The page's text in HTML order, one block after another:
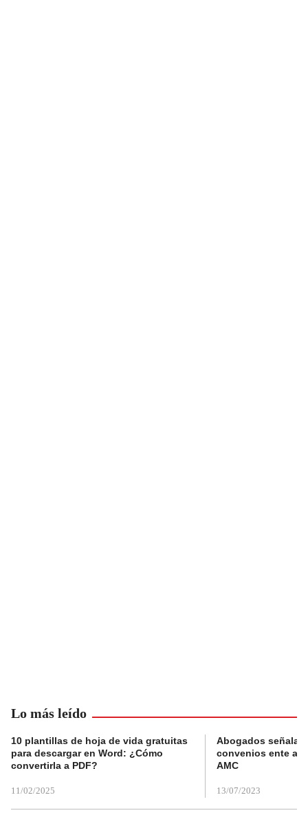
Lo más leído
10 plantillas de hoja de vida gratuitas
para descargar en Word: ¿Cómo
convertirla a PDF?
11/02/2025
Abogados
convenios ente
AMC
13/07/2023